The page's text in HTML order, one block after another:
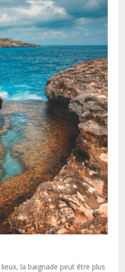
la baignade peut être plus